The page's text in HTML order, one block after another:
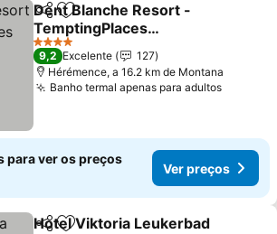
PartilharAdicionar aos favoritos
Dent Blanche Resort -
TemptingPlaces
Collection
Ver preços
4 Estrelas
9,2 Excelente
127
Hérémence, a 16.2 km de Montana
Banho termal apenas para adultosVer
para ver os preços
Ver preços
Hotel Viktoria Leukerbad